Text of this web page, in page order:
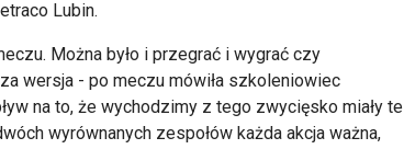
Lubin.
Można było i przegrać i wygrać czy
wersja - po meczu mówiła szkoleniowiec
na to, że wychodzimy z tego zwycięsko miały te
wyrównanych zespołów każda akcja ważna,